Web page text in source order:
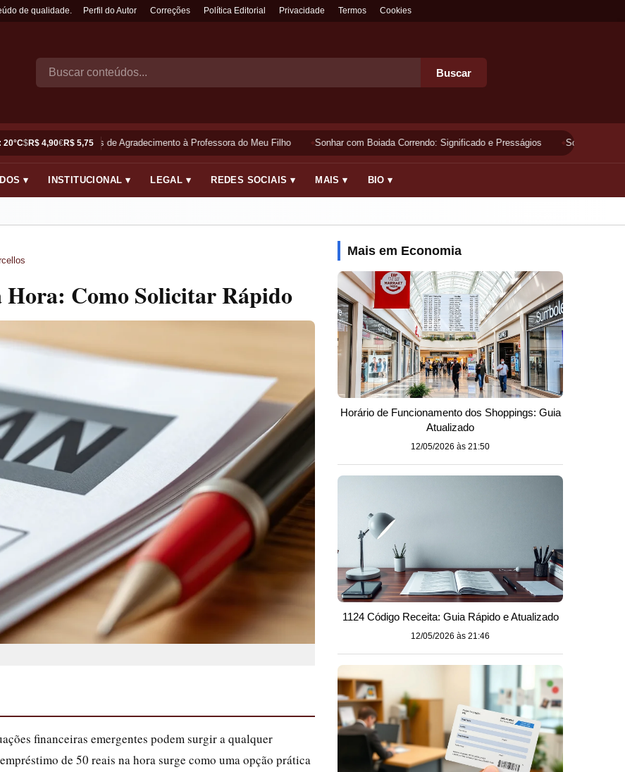
de qualidade. Perfil do Autor Correções Política Editorial Privacidade Termos Cookies
Buscar
20°C$R$ 4,90€R$ 5,75
Frases de Agradecimento à Professora do Meu Filho Sonhar com Boiada Correndo: Significado e Presságios Sonhar
▾ INSTITUCIONAL ▾ LEGAL ▾ REDES SOCIAIS ▾ MAIS ▾ BIO ▾
Hora: Como Solicitar Rápido
financeiras emergentes podem surgir a qualquer
de 50 reais na hora surge como uma opção prática
Mais em Economia
Horário de Funcionamento dos Shoppings: Guia
Atualizado
12/05/2026 às 21:50
1124 Código Receita: Guia Rápido e Atualizado
12/05/2026 às 21:46